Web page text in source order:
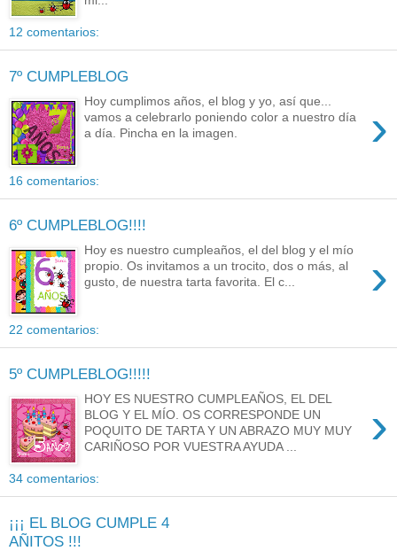
12 comentarios:
7º CUMPLEBLOG
›
Hoy cumplimos años, el blog y yo, así que...
vamos a celebrarlo poniendo color a nuestro día
a día. Pincha en la imagen.
16 comentarios:
6º CUMPLEBLOG!!!!
›
Hoy es nuestro cumpleaños, el del blog y el mío
propio. Os invitamos a un trocito, dos o más, al
gusto, de nuestra tarta favorita. El c...
22 comentarios:
5º CUMPLEBLOG!!!!!
›
HOY ES NUESTRO CUMPLEAÑOS, EL DEL
BLOG Y EL MÍO. OS CORRESPONDE UN
POQUITO DE TARTA Y UN ABRAZO MUY MUY
CARIÑOSO POR VUESTRA AYUDA ...
34 comentarios:
¡¡¡ EL BLOG CUMPLE 4
AÑITOS !!!